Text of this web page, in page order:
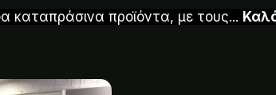
προϊόντα, με τους...